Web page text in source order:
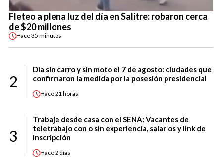
Fleteo a plena luz del día en Salitre: robaron cerca
de $20 millones
Hace35 minutos
2
Día sin carro y sin moto el 7 de agosto: ciudades que
confirmaron la medida por la posesión presidencial
Hace21 horas
3
Trabaje desde casa con el SENA: Vacantes de
teletrabajo con o sin experiencia, salarios y link de
inscripción
Hace2 días